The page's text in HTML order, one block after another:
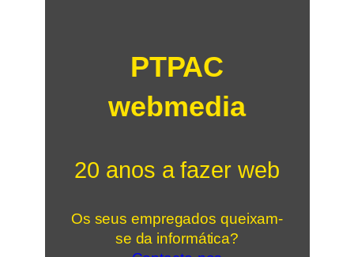
PTPAC
webmedia
20 anos a fazer web
Os seus empregados queixam-
se da informática?